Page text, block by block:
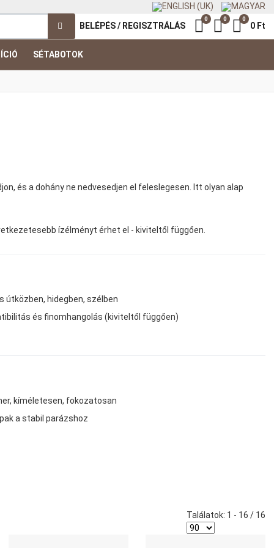
BELÉPÉS / REGISZTRÁLÁS Kedvenc
0 0 Kosár
0
0 Ft
SÉTABOTOK
és a dohány ne nedvesedjen el feleslegesen. Itt olyan alap
ízélményt érhet el - kiviteltől függően.
útközben, hidegben, szélben
és finomhangolás (kiviteltől függően)
kíméletesen, fokozatosan
a stabil parázshoz
Találatok: 1 - 16 / 16